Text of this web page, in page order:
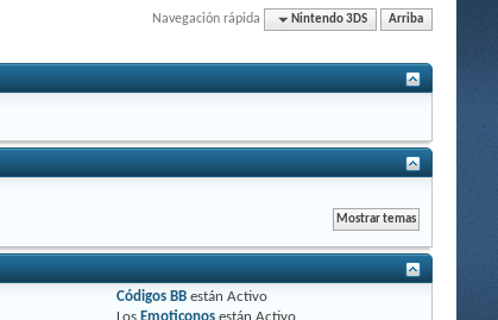
Navegación rápida Nintendo 3DS Arriba
Códigos BB estánActivo
Los Emoticonos estánActivo